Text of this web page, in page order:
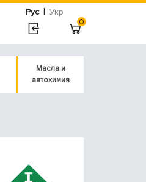
Рус | Укр
0
Масла и
автохимия